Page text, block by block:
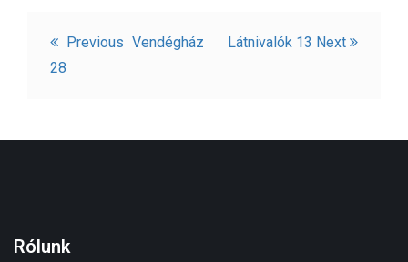
Bejegyzés
navigáció
Previous Vendégház
28
Látnivalók 13 Next
Rólunk